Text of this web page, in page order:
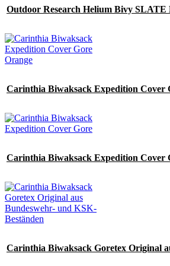
Outdoor Research Helium Bivy SLATE
Carinthia Biwaksack Expedition Cover
Carinthia Biwaksack Expedition Cover
Carinthia Biwaksack Goretex Original